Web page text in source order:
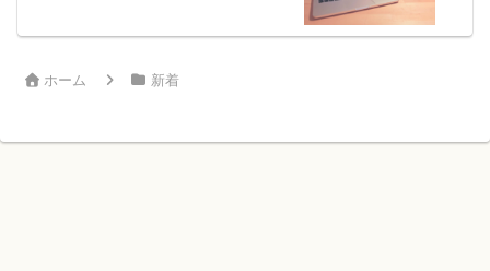
ホーム 新着